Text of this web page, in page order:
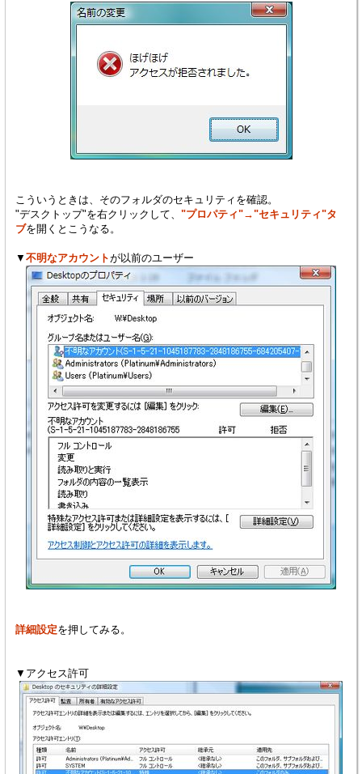
こういうときは、そのフォルダのセキュリティを確認。
"デスクトップ"を右クリックして、 "プロパティ"→"セキュリティ"タ
ブを開くとこうなる。
▼ 不明なアカウントが以前のユーザー
詳細設定を押してみる。
▼アクセス許可